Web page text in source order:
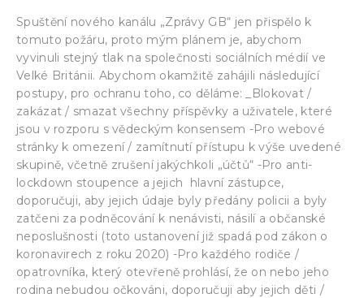
Spuštění nového kanálu „Zprávy GB“ jen přispělo k
tomuto požáru, proto mým plánem je, abychom
vyvinuli stejný tlak na společnosti sociálních médií ve
Velké Británii. Abychom okamžitě zahájili následující
postupy, pro ochranu toho, co děláme: _Blokovat /
zakázat / smazat všechny příspěvky a uživatele, které
jsou v rozporu s vědeckým konsensem -Pro webové
stránky k omezení / zamítnutí přístupu k výše uvedené
skupině, včetně zrušení jakýchkoli „účtů“ -Pro anti-
lockdown stoupence a jejich hlavní zástupce,
doporučuji, aby jejich údaje byly předány policii a byly
zatčeni za podněcování k nenávisti, násilí a občanské
neposlušnosti (toto ustanovení již spadá pod zákon o
koronavirech z roku 2020) -Pro každého rodiče /
opatrovníka, který otevřeně prohlásí, že on nebo jeho
rodina nebudou očkováni, doporučuji aby jejich děti /